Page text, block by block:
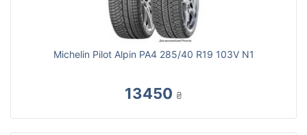
Michelin Pilot Alpin PA4 285/40 R19 103V N1
13450 ₴